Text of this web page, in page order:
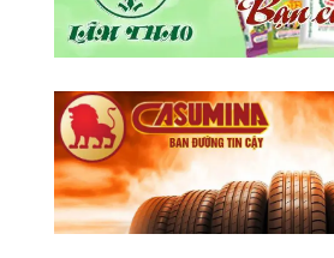
Nongbok, tỉnh
Khammouane, đồng
thời trao đổi các giải
pháp tháo gỡ những
khó khăn, vướng
mắc để Dự án sớm
được triển khai trở